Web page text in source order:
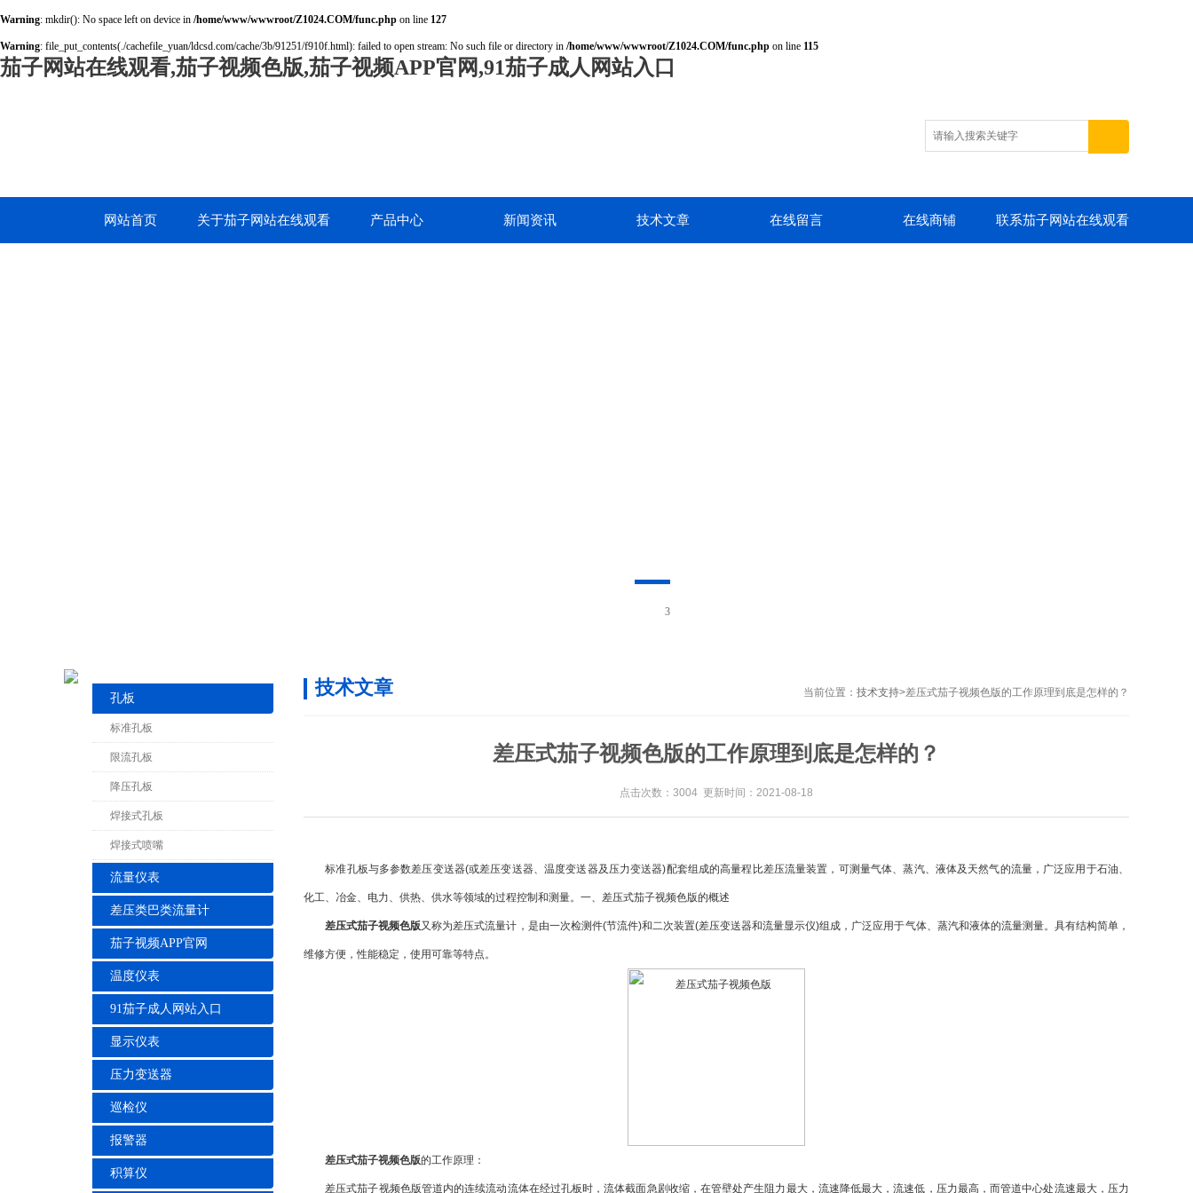
Warning: mkdir(): No space left on device in /home/www/wwwroot/Z1024.COM/func.php on line 127
Warning: file_put_contents(./cachefile_yuan/ldcsd.com/cache/3b/91251/f910f.html): failed to open stream: No such file or directory in /home/www/wwwroot/Z1024.COM/func.php on line 115
茄子网站在线观看,茄子视频色版,茄子视频APP官网,91茄子成人网站入口
网站首页 关于茄子网站在线观看 产品中心 新闻资讯 技术文章 在线留言 在线商铺 联系茄子网站在线观看
3
孔板
标准孔板
限流孔板
降压孔板
焊接式孔板
焊接式喷嘴
流量仪表
差压类巴类流量计
茄子视频APP官网
温度仪表
91茄子成人网站入口
显示仪表
压力变送器
巡检仪
报警器
积算仪
当前位置： 技术支持>差压式茄子视频色版的工作原理到底是怎样的？
技术文章
差压式茄子视频色版的工作原理到底是怎样的？
点击次数：3004 更新时间：2021-08-18
标准孔板与多参数差压变送器(或差压变送器、温度变送器及压力变送器)配套组成的高量程比差压流量装置，可测量气体、蒸汽、液体及天然气的流量，广泛应用于石油、
化工、冶金、电力、供热、供水等领域的过程控制和测量。一、差压式茄子视频色版的概述
差压式茄子视频色版又称为差压式流量计，是由一次检测件(节流件)和二次装置(差压变送器和流量显示仪)组成，广泛应用于气体、蒸汽和液体的流量测量。具有结构简单，
维修方便，性能稳定，使用可靠等特点。
差压式茄子视频色版的工作原理：
差压式茄子视频色版管道内的连续流动流体在经过孔板时，流体截面急剧收缩，在管壁处产生阻力最大，流速降低最大，流速低，压力最高，而管道中心处流速最大，压力